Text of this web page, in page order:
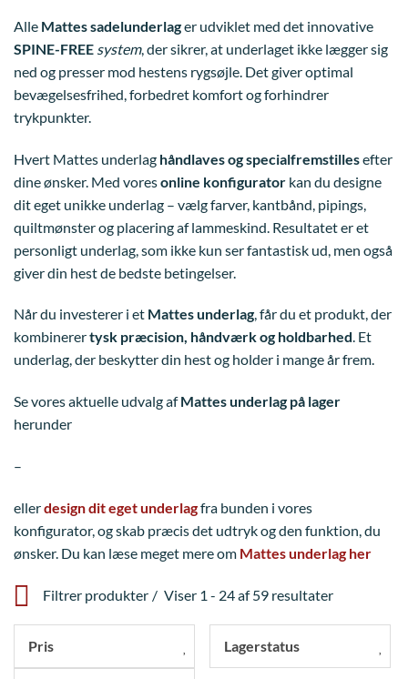
Alle Mattes sadelunderlager udviklet med det innovative
SPINE-FREE system, der sikrer, at underlaget ikke lægger sig
ned og presser mod hestens rygsøjle. Det giver optimal
bevægelsesfrihed, forbedret komfort og forhindrer
trykpunkter.
Hvert Mattes underlag håndlaves og specialfremstillesefter
dine ønsker. Med voresonline konfigurator kan du designe
dit eget unikke underlag – vælg farver, kantbånd, pipings,
quiltmønster og placering af lammeskind. Resultatet er et
personligt underlag, som ikke kun ser fantastisk ud, men også
giver din hest de bedste betingelser.
Når du investerer i et Mattes underlag, får du et produkt, der
kombinerertysk præcision, håndværk og holdbarhed. Et
underlag, der beskytter din hest og holder i mange år frem.
Se vores aktuelle udvalg afMattes underlag på lager
herunder
–
ellerdesign dit eget underlagfra bunden i vores
konfigurator, og skab præcis det udtryk og den funktion, du
ønsker. Du kan læse meget mere om Mattes underlag her
Filtrer produkter Viser 1 - 24 af 59 resultater
Pris Lagerstatus